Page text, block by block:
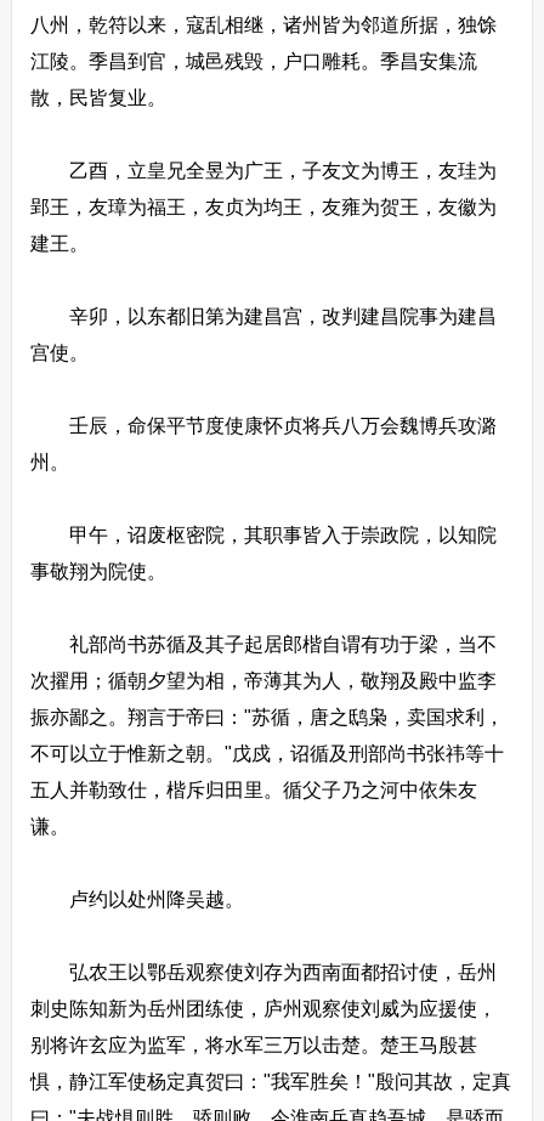
八州，乾符以来，寇乱相继，诸州皆为邻道所据，独馀
江陵。季昌到官，城邑残毁，户口雕耗。季昌安集流
散，民皆复业。
乙酉，立皇兄全昱为广王，子友文为博王，友珪为
郢王，友璋为福王，友贞为均王，友雍为贺王，友徽为
建王。
辛卯，以东都旧第为建昌宫，改判建昌院事为建昌
宫使。
壬辰，命保平节度使康怀贞将兵八万会魏博兵攻潞
州。
甲午，诏废枢密院，其职事皆入于崇政院，以知院
事敬翔为院使。
礼部尚书苏循及其子起居郎楷自谓有功于梁，当不
次擢用；循朝夕望为相，帝薄其为人，敬翔及殿中监李
振亦鄙之。翔言于帝曰："苏循，唐之鸱枭，卖国求利，
不可以立于惟新之朝。"戊戍，诏循及刑部尚书张祎等十
五人并勒致仕，楷斥归田里。循父子乃之河中依朱友
谦。
卢约以处州降吴越。
弘农王以鄂岳观察使刘存为西南面都招讨使，岳州
刺史陈知新为岳州团练使，庐州观察使刘威为应援使，
别将许玄应为监军，将水军三万以击楚。楚王马殷甚
惧，静江军使杨定真贺曰："我军胜矣！"殷问其故，定真